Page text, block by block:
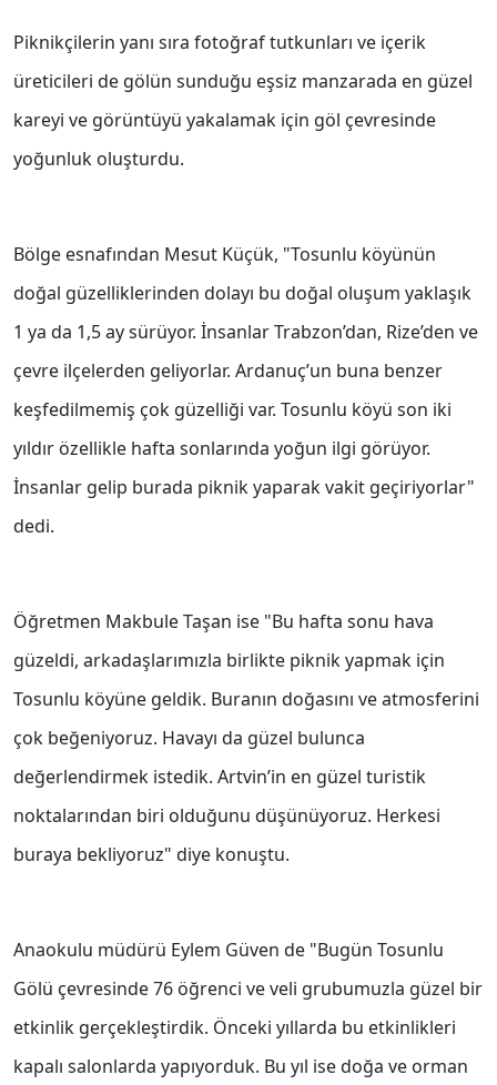
Piknikçilerin yanı sıra fotoğraf tutkunları ve içerik
üreticileri de gölün sunduğu eşsiz manzarada en güzel
kareyi ve görüntüyü yakalamak için göl çevresinde
yoğunluk oluşturdu.
Bölge esnafından Mesut Küçük, "Tosunlu köyünün
doğal güzelliklerinden dolayı bu doğal oluşum yaklaşık
1 ya da 1,5 ay sürüyor. İnsanlar Trabzon’dan, Rize’den ve
çevre ilçelerden geliyorlar. Ardanuç’un buna benzer
keşfedilmemiş çok güzelliği var. Tosunlu köyü son iki
yıldır özellikle hafta sonlarında yoğun ilgi görüyor.
İnsanlar gelip burada piknik yaparak vakit geçiriyorlar"
dedi.
Öğretmen Makbule Taşan ise "Bu hafta sonu hava
güzeldi, arkadaşlarımızla birlikte piknik yapmak için
Tosunlu köyüne geldik. Buranın doğasını ve atmosferini
çok beğeniyoruz. Havayı da güzel bulunca
değerlendirmek istedik. Artvin’in en güzel turistik
noktalarından biri olduğunu düşünüyoruz. Herkesi
buraya bekliyoruz" diye konuştu.
Anaokulu müdürü Eylem Güven de "Bugün Tosunlu
Gölü çevresinde 76 öğrenci ve veli grubumuzla güzel bir
etkinlik gerçekleştirdik. Önceki yıllarda bu etkinlikleri
kapalı salonlarda yapıyorduk. Bu yıl ise doğa ve orman